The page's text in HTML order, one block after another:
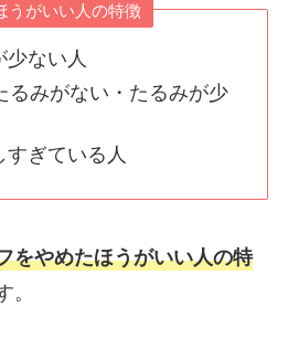
うがいい人の特徴
少ない人
るみがない・たるみが少
すぎている人
をやめたほうがいい人の特
。